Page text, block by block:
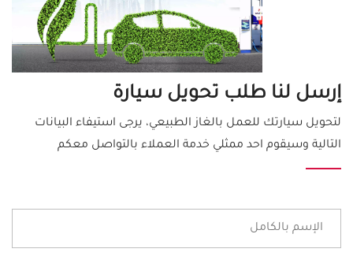
إرسل لنا طلب تحويل سيارة
لتحويل سيارتك للعمل بالغاز الطبيعي، يرجى استيفاء البيانات
التالية وسيقوم احد ممثلي خدمة العملاء بالتواصل معكم